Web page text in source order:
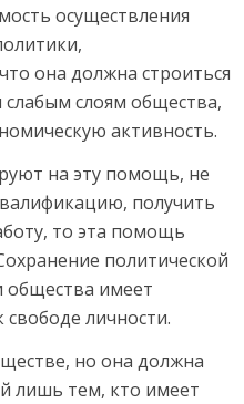
осуществления
она должна строиться
слоям общества,
активность.
на эту помощь, не
получить
то эта помощь
политической
общества имеет
личности.
но она должна
лишь тем, кто имеет